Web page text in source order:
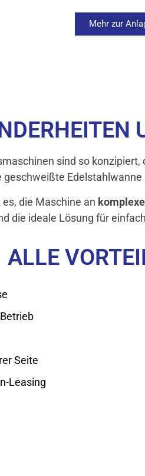
Mehr zur
sind so
geschweißte
die Maschine an
die ideale Lösung für
ALLE
Seite
Leasing